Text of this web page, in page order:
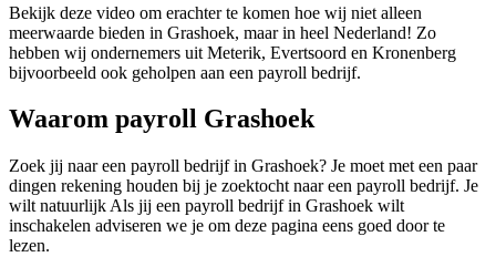
Bekijk deze video om erachter te komen hoe wij niet alleen
meerwaarde bieden in Grashoek, maar in heel Nederland! Zo
hebben wij ondernemers uit Meterik, Evertsoord en Kronenberg
bijvoorbeeld ook geholpen aan een payroll bedrijf.
Waarom payroll Grashoek
Zoek jij naar een payroll bedrijf in Grashoek? Je moet met een paar
dingen rekening houden bij je zoektocht naar een payroll bedrijf. Je
wilt natuurlijk Als jij een payroll bedrijf in Grashoek wilt
inschakelen adviseren we je om deze pagina eens goed door te
lezen.